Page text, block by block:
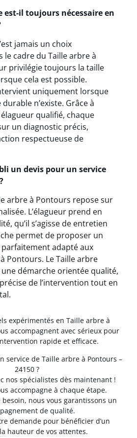
est-il toujours nécessaire en
jamais un choix
le cadre du Taille arbre à
privilégie toujours la taille
cela est possible.
uniquement lorsque
n’existe. Grâce à
qualifié, chaque
un diagnostic précis,
respectueuse de
un devis pour un service
arbre à Pontours repose sur
L’élagueur prend en
qu’il s’agisse de entretien
permet de proposer un
adapté aux
Pontours. Le Taille arbre
une démarche orientée qualité,
de l’intervention tout en
expérimentés en Taille arbre à
accompagnent avec sérieux pour
rapide et efficace.
service de Taille arbre à Pontours –
24150 ?
nos spécialistes dès maintenant !
accompagne à chaque étape.
nous vous garantissons un
de qualité.
demande pour bénéficier d’un
hauteur de vos attentes.